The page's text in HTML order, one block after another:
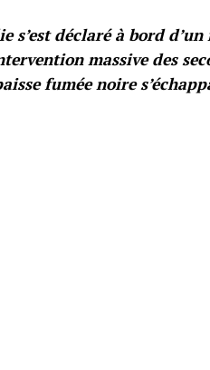
s’est déclaré à bord
massive des
fumée noire